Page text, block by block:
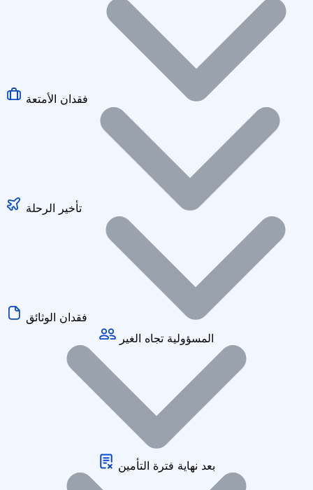
المسؤولية تجاه الغير
بعد نهاية فترة التأمين